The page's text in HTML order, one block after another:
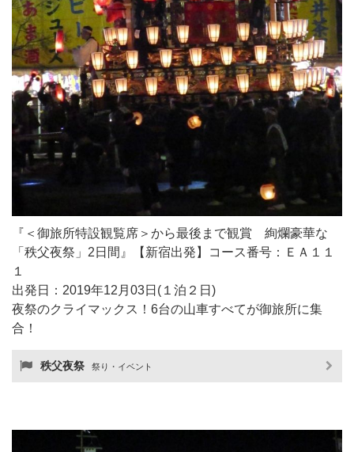
『＜御旅所特設観覧席＞から最後まで観賞 絢爛豪華な
「秩父夜祭」2日間』【新宿出発】コース番号：ＥＡ１１
１
出発日：2019年12月03日(１泊２日)
夜祭のクライマックス！6台の山車すべてが御旅所に集
合！
秩父夜祭 祭り・イベント